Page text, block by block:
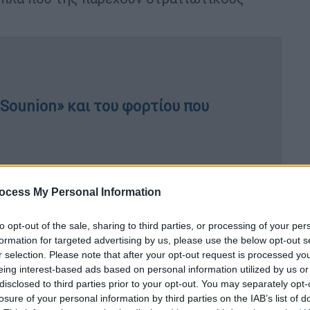
My Personal Information
opt-out of the sale, sharing to third parties, or processing of your
for targeted advertising by us, please use the below opt-out
selection. Please note that after your opt-out request is processed
interest-based ads based on personal information utilized by us
to third parties prior to your opt-out. You may separately
of your personal information by third parties on the IAB’s list of
και του φορτίου που
δήλωσε την Πέμπτη ότι
οΜπάιντεν, πουανησυχείγια το
έτοιμος να επιτρέψει στο Κίεβονα
πυραύλους χρησιμοποιώντας αμερικανική